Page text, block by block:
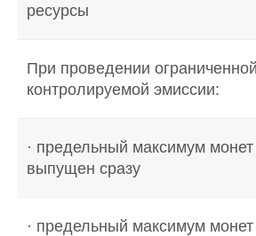
ресурсы
При проведении ограниченной
контролируемой эмиссии:
· предельный максимум
выпущен сразу
· предельный максимум